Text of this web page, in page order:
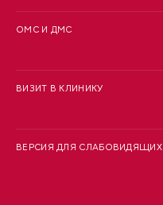
ОМС И ДМС
ВИЗИТ В КЛИНИКУ
ВЕРСИЯ ДЛЯ СЛАБОВИДЯЩИХ